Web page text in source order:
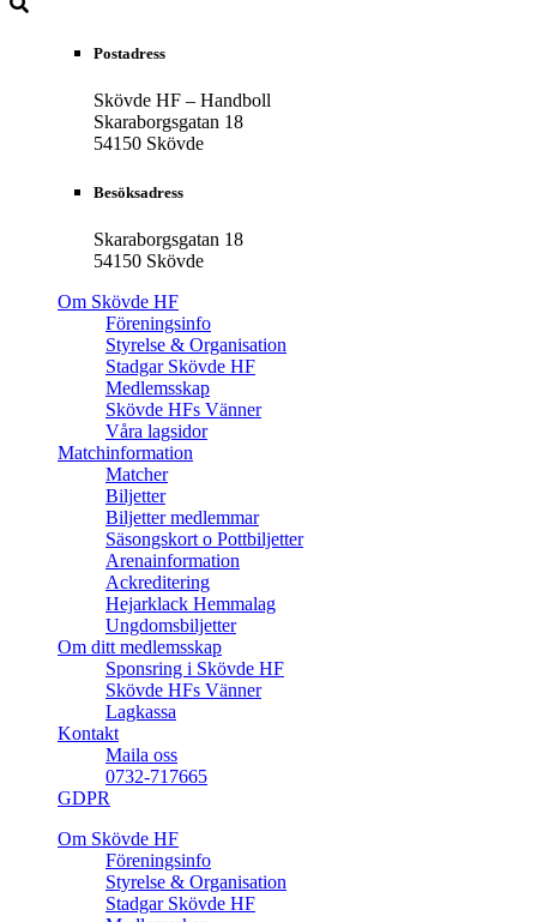
Postadress
Skövde HF – Handboll
Skaraborgsgatan 18
54150 Skövde
Besöksadress
Skaraborgsgatan 18
54150 Skövde
Om Skövde HF
Föreningsinfo
Styrelse & Organisation
Stadgar Skövde HF
Medlemsskap
Skövde HFs Vänner
Våra lagsidor
Matchinformation
Matcher
Biljetter
Biljetter medlemmar
Säsongskort o Pottbiljetter
Arenainformation
Ackreditering
Hejarklack Hemmalag
Ungdomsbiljetter
Om ditt medlemsskap
Sponsring i Skövde HF
Skövde HFs Vänner
Lagkassa
Kontakt
Maila oss
0732-717665
GDPR
Om Skövde HF
Föreningsinfo
Styrelse & Organisation
Stadgar Skövde HF